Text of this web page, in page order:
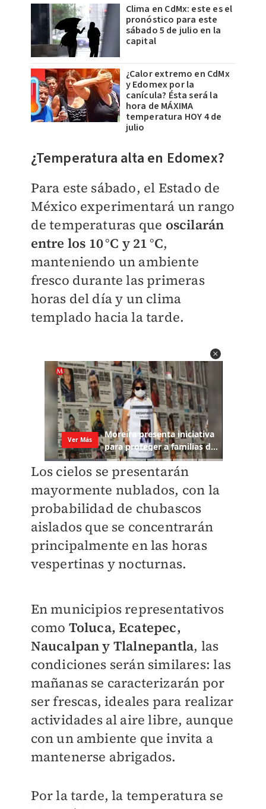
Clima en CdMx: este es el
pronóstico para este
sábado 5 de julio en la
capital
¿Calor extremo en CdMx
y Edomex por la
canícula? Ésta será la
hora de MÁXIMA
temperatura HOY 4 de
julio
¿Temperatura alta en Edomex?
Para este sábado, el Estado de
México experimentará un rango
de temperaturas que oscilarán
entre los 10 °C y 21 °C,
manteniendo un ambiente
fresco durante las primeras
horas del día y un clima
templado hacia la tarde.
Los cielos se presentarán
mayormente nublados, con la
probabilidad de chubascos
aislados que se concentrarán
principalmente en las horas
vespertinas y nocturnas.
En municipios representativos
como Toluca, Ecatepec,
Naucalpan y Tlalnepantla, las
condiciones serán similares: las
mañanas se caracterizarán por
ser frescas, ideales para realizar
actividades al aire libre, aunque
con un ambiente que invita a
mantenerse abrigados.
Por la tarde, la temperatura se